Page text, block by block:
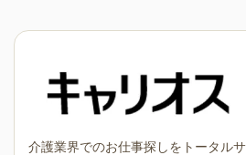
介護業界でのお仕事探しをトータル